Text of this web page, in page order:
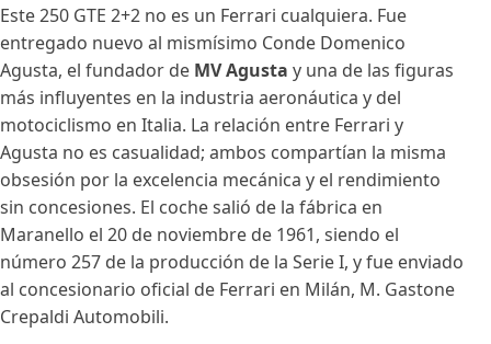
Este 250 GTE 2+2 no es un Ferrari cualquiera. Fue
entregado nuevo al mismísimo Conde Domenico
Agusta, el fundador de MV Agusta y una de las figuras
más influyentes en la industria aeronáutica y del
motociclismo en Italia. La relación entre Ferrari y
Agusta no es casualidad; ambos compartían la misma
obsesión por la excelencia mecánica y el rendimiento
sin concesiones. El coche salió de la fábrica en
Maranello el 20 de noviembre de 1961, siendo el
número 257 de la producción de la Serie I, y fue enviado
al concesionario oficial de Ferrari en Milán, M. Gastone
Crepaldi Automobili.